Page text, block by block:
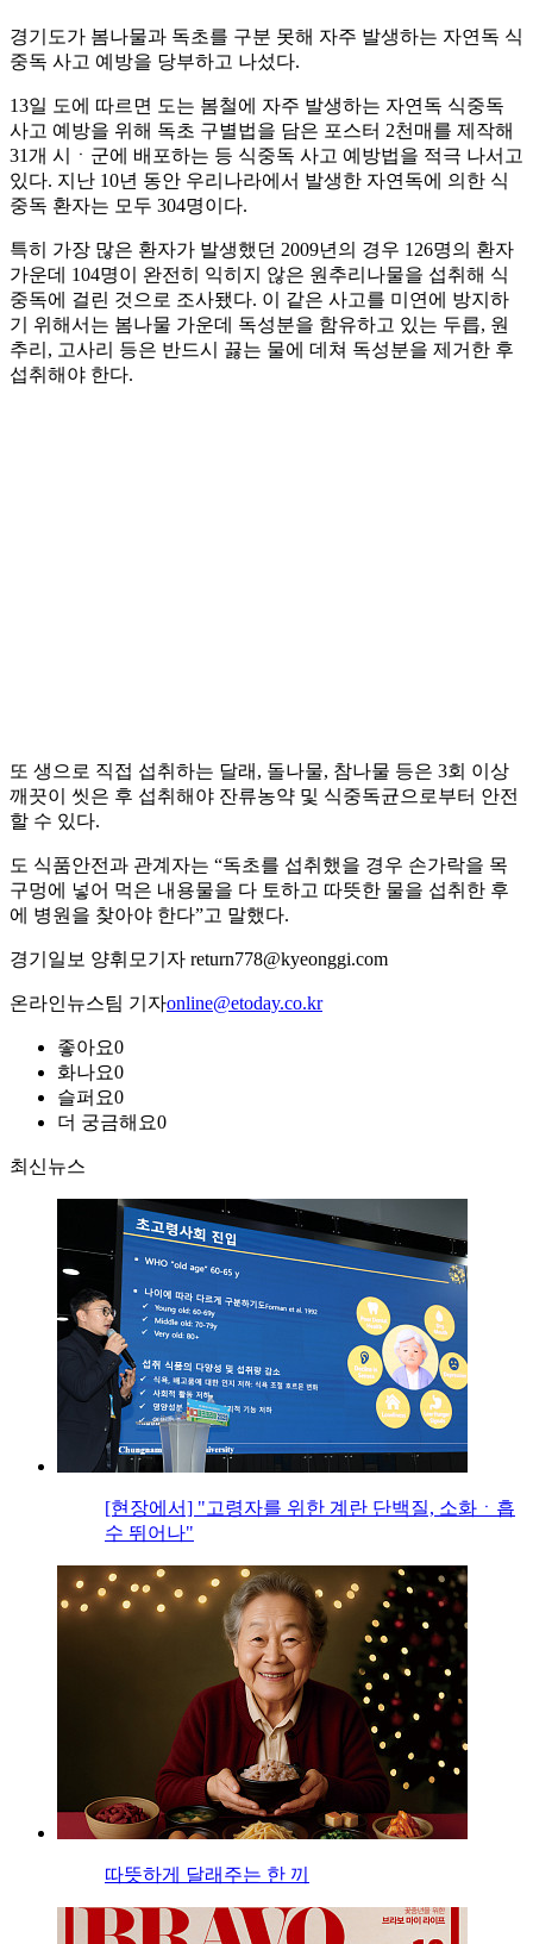
경기도가 봄나물과 독초를 구분 못해 자주 발생하는 자연독 식
중독 사고 예방을 당부하고 나섰다.
13일 도에 따르면 도는 봄철에 자주 발생하는 자연독 식중독
사고 예방을 위해 독초 구별법을 담은 포스터 2천매를 제작해
31개 시ㆍ군에 배포하는 등 식중독 사고 예방법을 적극 나서고
있다. 지난 10년 동안 우리나라에서 발생한 자연독에 의한 식
중독 환자는 모두 304명이다.
특히 가장 많은 환자가 발생했던 2009년의 경우 126명의 환자
가운데 104명이 완전히 익히지 않은 원추리나물을 섭취해 식
중독에 걸린 것으로 조사됐다. 이 같은 사고를 미연에 방지하
기 위해서는 봄나물 가운데 독성분을 함유하고 있는 두릅, 원
추리, 고사리 등은 반드시 끓는 물에 데쳐 독성분을 제거한 후
섭취해야 한다.
또 생으로 직접 섭취하는 달래, 돌나물, 참나물 등은 3회 이상
깨끗이 씻은 후 섭취해야 잔류농약 및 식중독균으로부터 안전
할 수 있다.
도 식품안전과 관계자는 “독초를 섭취했을 경우 손가락을 목
구멍에 넣어 먹은 내용물을 다 토하고 따뜻한 물을 섭취한 후
에 병원을 찾아야 한다”고 말했다.
경기일보 양휘모기자 return778@kyeonggi.com
온라인뉴스팀 기자online@etoday.co.kr
좋아요0
화나요0
슬퍼요0
더 궁금해요0
최신뉴스
[현장에서] "고령자를 위한 계란 단백질, 소화ㆍ흡
수 뛰어나"
따뜻하게 달래주는 한 끼